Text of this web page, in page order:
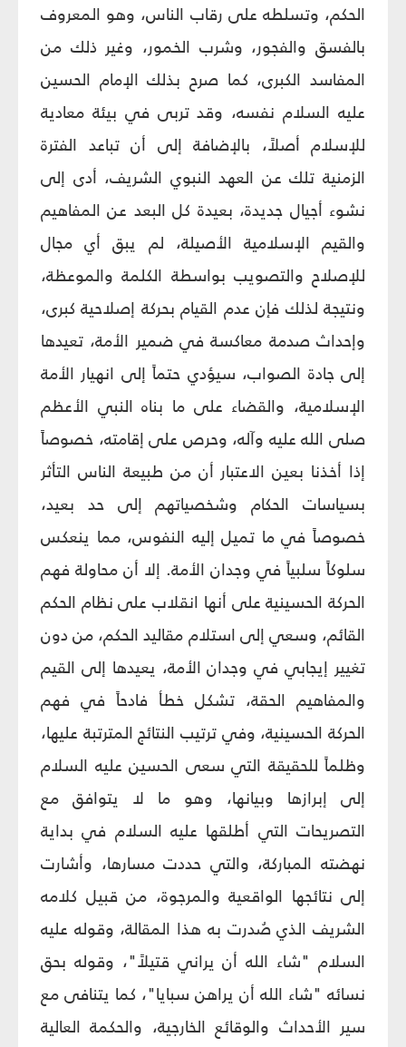
الحكم، وتسلطه على رقاب الناس، وهو المعروف
بالفسق والفجور، وشرب الخمور، وغير ذلك من
المفاسد الكبرى، كما صرح بذلك الإمام الحسين
عليه السلام نفسه، وقد تربى في بيئة معادية
للإسلام أصلاً، بالإضافة إلى أن تباعد الفترة
الزمنية تلك عن العهد النبوي الشريف، أدى إلى
نشوء أجيال جديدة، بعيدة كل البعد عن المفاهيم
والقيم الإسلامية الأصيلة، لم يبق أي مجال
للإصلاح والتصويب بواسطة الكلمة والموعظة،
ونتيجة لذلك فإن عدم القيام بحركة إصلاحية كبرى،
وإحداث صدمة معاكسة في ضمير الأمة، تعيدها
إلى جادة الصواب، سيؤدي حتماً إلى انهيار الأمة
الإسلامية، والقضاء على ما بناه النبي الأعظم
صلى الله عليه وآله، وحرص على إقامته، خصوصاً
إذا أخذنا بعين الاعتبار أن من طبيعة الناس التأثر
بسياسات الحكام وشخصياتهم إلى حد بعيد،
خصوصاً في ما تميل إليه النفوس، مما ينعكس
سلوكاً سلبياً في وجدان الأمة. إلا أن محاولة فهم
الحركة الحسينية على أنها انقلاب على نظام الحكم
القائم، وسعي إلى استلام مقاليد الحكم، من دون
تغيير إيجابي في وجدان الأمة، يعيدها إلى القيم
والمفاهيم الحقة، تشكل خطأ فادحاً في فهم
الحركة الحسينية، وفي ترتيب النتائج المترتبة عليها،
وظلماً للحقيقة التي سعى الحسين عليه السلام
إلى إبرازها وبيانها، وهو ما لا يتوافق مع
التصريحات التي أطلقها عليه السلام في بداية
نهضته المباركة، والتي حددت مسارها، وأشارت
إلى نتائجها الواقعية والمرجوة، من قبيل كلامه
الشريف الذي صُدرت به هذا المقالة، وقوله عليه
السلام "شاء الله أن يراني قتيلاً"، وقوله بحق
نسائه "شاء الله أن يراهن سبايا"، كما يتنافى مع
سير الأحداث والوقائع الخارجية، والحكمة العالية